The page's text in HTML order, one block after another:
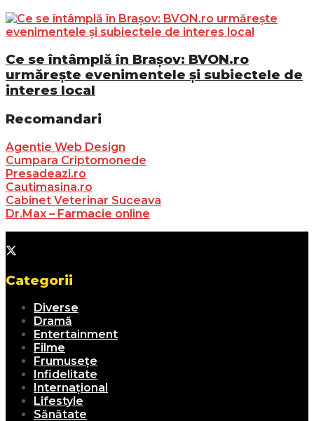
Ce se întâmplă în Brașov: BVON.ro
urmărește evenimentele și subiectele de
interes local
Recomandari
Agentie Web Design
Cumpara Criptomonede
Presadeazi.ro
Cautimasina.ro
Cabinet Veterinar Suceava
Dr.Max – Farmacie online
Categorii
Diverse
Dramă
Entertainment
Filme
Frumusețe
Infidelitate
Internațional
Lifestyle
Sănătate